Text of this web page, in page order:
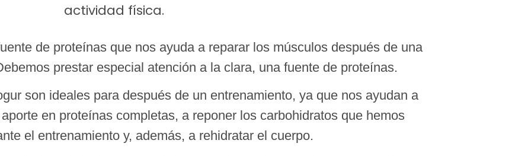
actividad física.
de proteínas que nos ayuda a reparar los músculos después de una
prestar especial atención a la clara, una fuente de proteínas.
son ideales para después de un entrenamiento, ya que nos ayudan a
en proteínas completas, a reponer los carbohidratos que hemos
el entrenamiento y, además, a rehidratar el cuerpo.